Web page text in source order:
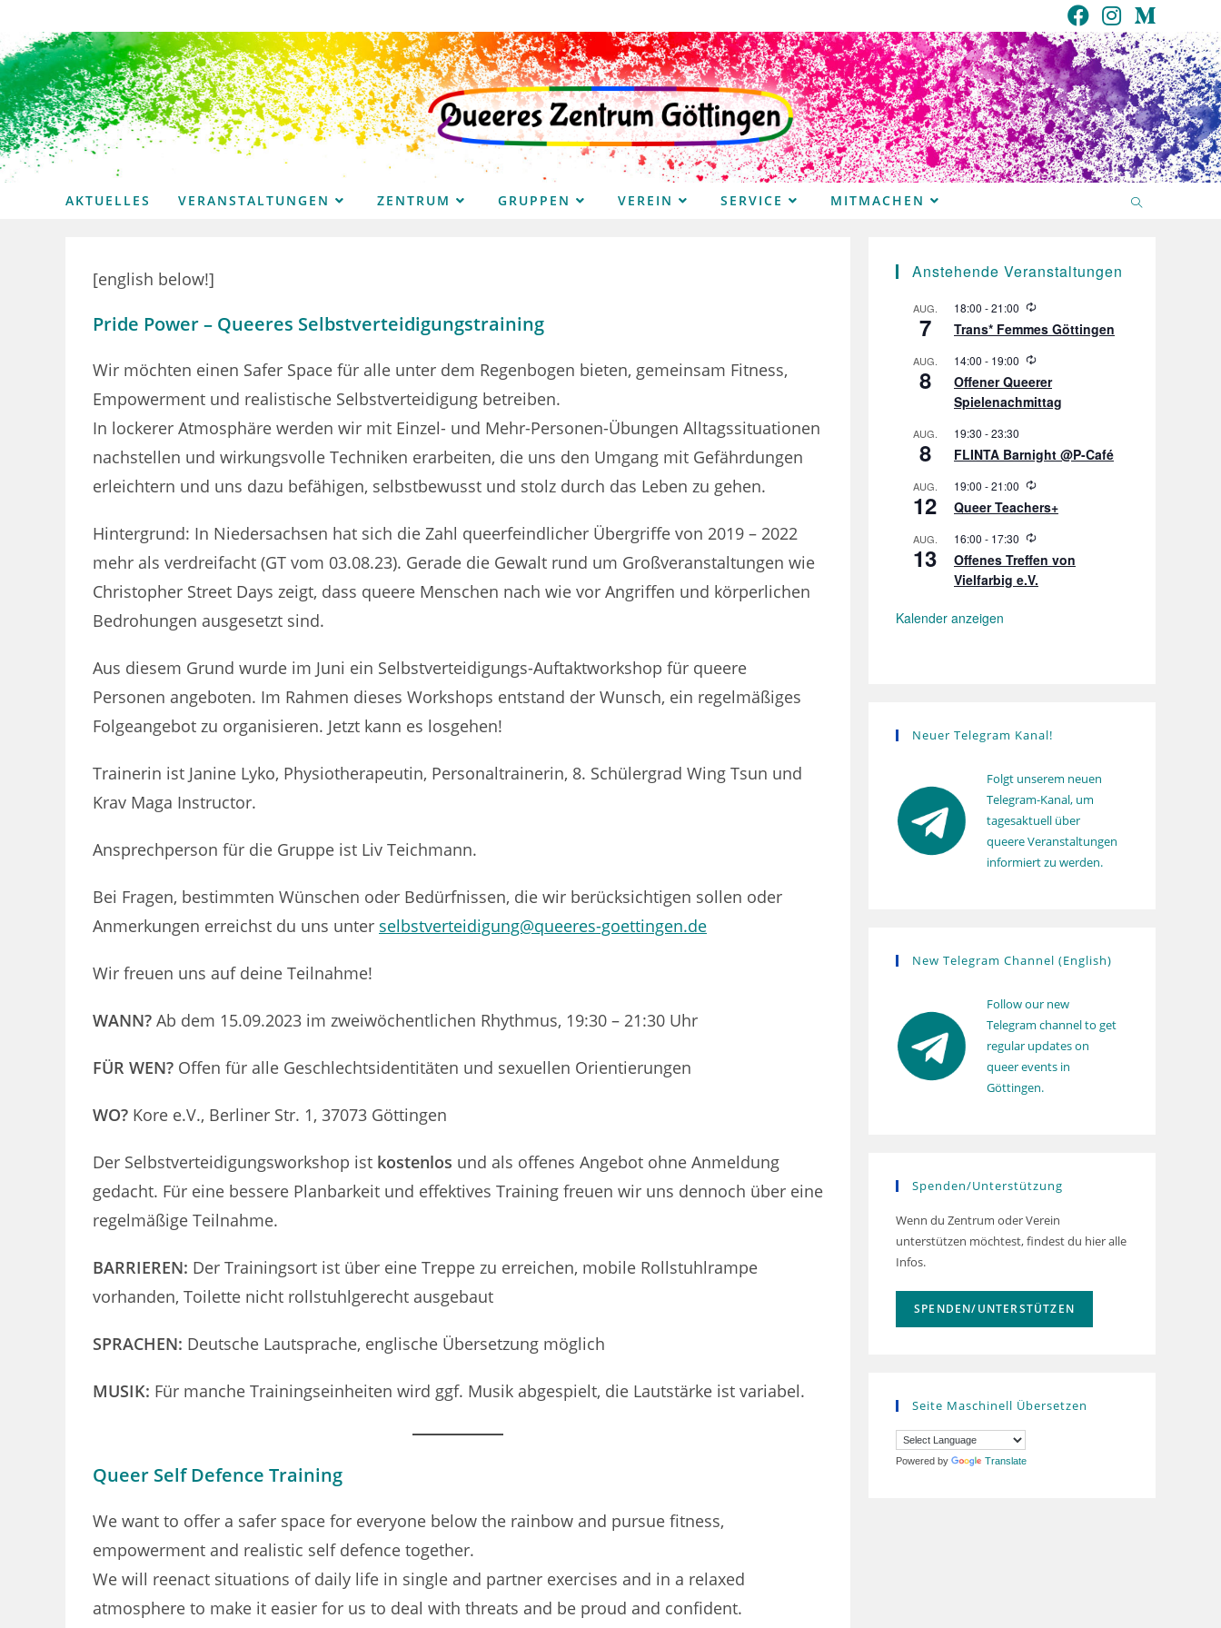
Inhalt
springen
AKTUELLES VERANSTALTUNGEN ZENTRUM GRUPPEN VEREIN SERVICE MITMACHEN
[english below!]
Pride Power – Queeres Selbstverteidigungstraining
Wir möchten einen Safer Space für alle unter dem Regenbogen bieten, gemeinsam Fitness,
Empowerment und realistische Selbstverteidigung betreiben.
In lockerer Atmosphäre werden wir mit Einzel- und Mehr-Personen-Übungen Alltagssituationen
nachstellen und wirkungsvolle Techniken erarbeiten, die uns den Umgang mit Gefährdungen
erleichtern und uns dazu befähigen, selbstbewusst und stolz durch das Leben zu gehen.
Hintergrund: In Niedersachsen hat sich die Zahl queerfeindlicher Übergriffe von 2019 – 2022
mehr als verdreifacht (GT vom 03.08.23). Gerade die Gewalt rund um Großveranstaltungen wie
Christopher Street Days zeigt, dass queere Menschen nach wie vor Angriffen und körperlichen
Bedrohungen ausgesetzt sind.
Aus diesem Grund wurde im Juni ein Selbstverteidigungs-Auftaktworkshop für queere
Personen angeboten. Im Rahmen dieses Workshops entstand der Wunsch, ein regelmäßiges
Folgeangebot zu organisieren. Jetzt kann es losgehen!
Trainerin ist Janine Lyko, Physiotherapeutin, Personaltrainerin, 8. Schülergrad Wing Tsun und
Krav Maga Instructor.
Ansprechperson für die Gruppe ist Liv Teichmann.
Bei Fragen, bestimmten Wünschen oder Bedürfnissen, die wir berücksichtigen sollen oder
Anmerkungen erreichst du uns unter selbstverteidigung@queeres-goettingen.de
Wir freuen uns auf deine Teilnahme!
WANN? Ab dem 15.09.2023 im zweiwöchentlichen Rhythmus, 19:30 – 21:30 Uhr
FÜR WEN? Offen für alle Geschlechtsidentitäten und sexuellen Orientierungen
WO? Kore e.V., Berliner Str. 1, 37073 Göttingen
Der Selbstverteidigungsworkshop ist kostenlos und als offenes Angebot ohne Anmeldung
gedacht. Für eine bessere Planbarkeit und effektives Training freuen wir uns dennoch über eine
regelmäßige Teilnahme.
BARRIEREN: Der Trainingsort ist über eine Treppe zu erreichen, mobile Rollstuhlrampe
vorhanden, Toilette nicht rollstuhlgerecht ausgebaut
SPRACHEN: Deutsche Lautsprache, englische Übersetzung möglich
MUSIK: Für manche Trainingseinheiten wird ggf. Musik abgespielt, die Lautstärke ist variabel.
Queer Self Defence Training
We want to offer a safer space for everyone below the rainbow and pursue fitness,
empowerment and realistic self defence together.
We will reenact situations of daily life in single and partner exercises and in a relaxed
atmosphere to make it easier for us to deal with threats and be proud and confident.
Anstehende Veranstaltungen
AUG.
7
18:00 -21:00
W
e
e
r
h
o
n
g
Trans* Femmes Göttingen
AUG.
8
14:00 - 19:00
W
e
d
o
u
n
g
Offener Queerer
Spielenachmittag
AUG.
8
19:30 -23:30
FLINTA Barnight @P-Café
AUG.
12
19:00 -21:00
W
e
e
r
h
o
Queer Teachers+
AUG.
13
16:00 - 17:30
W
e
d
Offenes Treffen von
Vielfarbig e.V.
Kalender anzeigen
Neuer Telegram Kanal!
Folgt unserem neuen
Telegram-Kanal, um
tagesaktuell über
queere Veranstaltungen
informiert zu werden.
New Telegram Channel (English)
Follow our new
Telegram channel to get
regular updates on
queer events in
Göttingen.
Spenden/Unterstützung
Wenn du Zentrum oder Verein
unterstützen möchtest, findest du hier alle
Infos.
SPENDEN/UNTERSTÜTZEN
Seite Maschinell Übersetzen
Powered by Translate